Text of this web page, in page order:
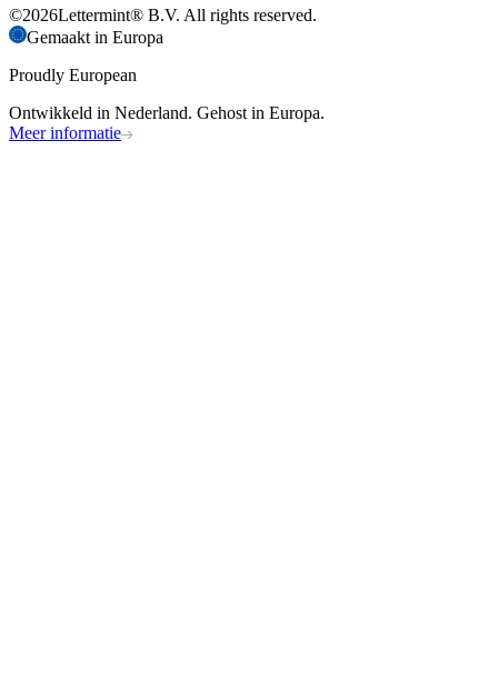
©2026Lettermint® B.V. All rights reserved.
Gemaakt in Europa
Proudly European
Ontwikkeld in Nederland. Gehost in Europa.
Meer informatie